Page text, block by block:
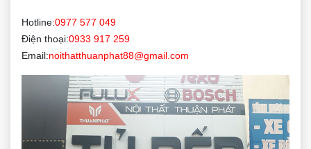
Hotline:0977 577 049
Điện thoại:0933 917 259
Email:noithatthuanphat88@gmail.com